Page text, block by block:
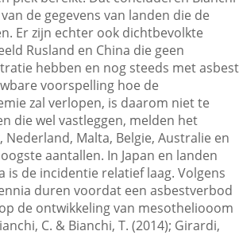
de gegevens van landen die de
Er zijn echter ook dichtbevolkte
Rusland en China die geen
hebben en nog steeds met asbest
voorspelling hoe de
zal verlopen, is daarom niet te
die wel vastleggen, melden het
Malta, Belgie, Australie en
aantallen. In Japan en landen
is de incidentie relatief laag. Volgens
duren voordat een asbestverbod
de ontwikkeling van mesotheliooom
C. & Bianchi, T. (2014); Girardi,